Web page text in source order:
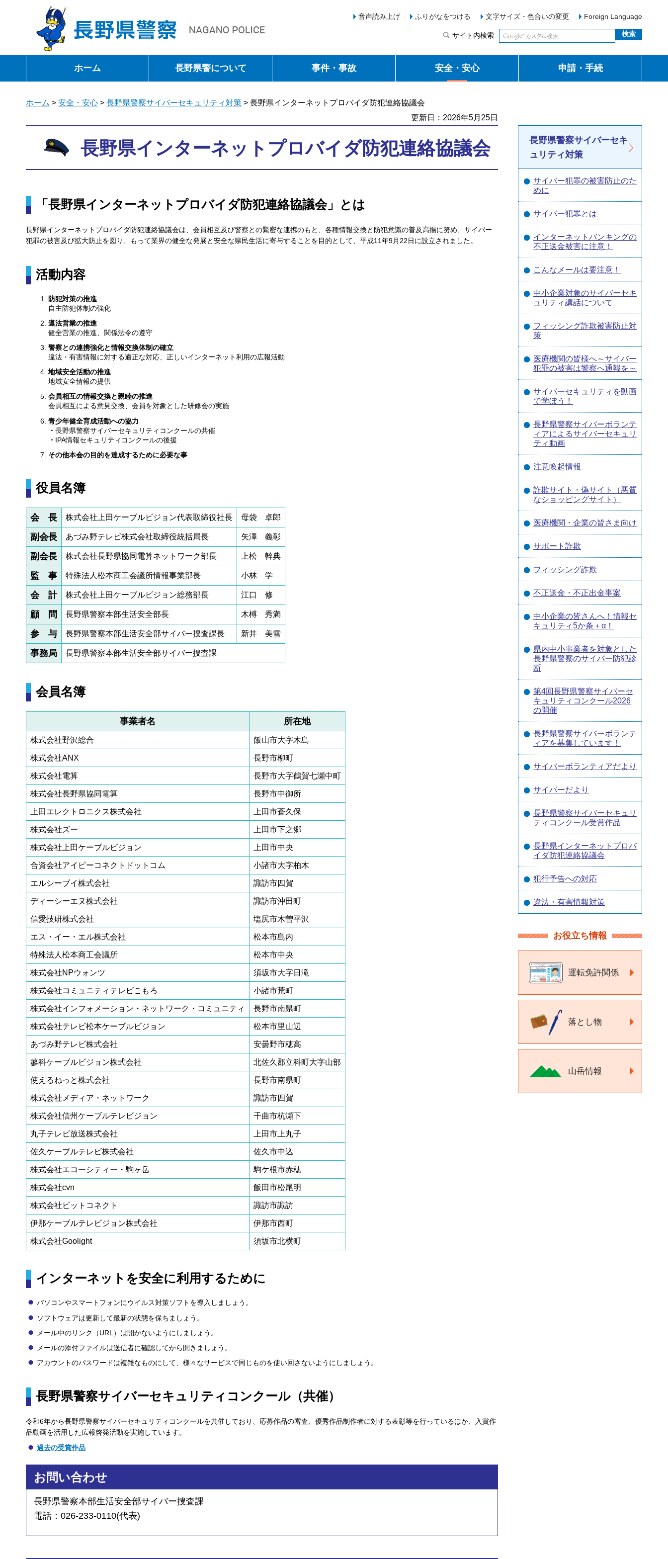
長野県警察
音声読み上げ
ふりがなをつける 文字サイズ・色合いの変更 Foreign Language
サイト内検索
ホーム 長野県警について 事件・事故 安全・安心 申請・手続
ホーム > 安全・安心 > 長野県警察サイバーセキュリティ対策 > 長野県インターネットプロバイダ防犯連絡協議会
更新日：2026年5月25日
長野県インターネットプロバイダ防犯連絡協議会
「長野県インターネットプロバイダ防犯連絡協議会」とは
長野県インターネットプロバイダ防犯連絡協議会は、会員相互及び警察との緊密な連携のもと、各種情報交換と防犯意識の普及高揚に努め、サイバー
犯罪の被害及び拡大防止を図り、もって業界の健全な発展と安全な県民生活に寄与することを目的として、平成11年9月22日に設立されました。
活動内容
防犯対策の推進
自主防犯体制の強化
遵法営業の推進
健全営業の推進、関係法令の遵守
警察との連携強化と情報交換体制の確立
違法・有害情報に対する適正な対応、正しいインターネット利用の広報活動
地域安全活動の推進
地域安全情報の提供
会員相互の情報交換と親睦の推進
会員相互による意見交換、会員を対象とした研修会の実施
青少年健全育成活動への協力
・ 長野県警察サイバーセキュリティコンクールの共催
・ IPA情報セキュリティコンクールの後援
その他本会の目的を達成するために必要な事
役員名簿
会 長 株式会社上田ケーブルビジョン代表取締役社長 母袋 卓郎
副会長 あづみ野テレビ株式会社取締役統括局長 矢澤 義彰
副会長 株式会社長野県協同電算ネットワーク部長 上松 幹典
監 事 特殊法人松本商工会議所情報事業部長 小林 学
会 計 株式会社上田ケーブルビジョン総務部長 江口 修
顧 問 長野県警察本部生活安全部長 木榑 秀満
参 与 長野県警察本部生活安全部サイバー捜査課長 新井 美雪
事務局 長野県警察本部生活安全部サイバー捜査課
会員名簿
事業者名 所在地
株式会社野沢総合 飯山市大字木島
株式会社ANX 長野市柳町
株式会社電算 長野市大字鶴賀七瀬中町
株式会社長野県協同電算 長野市中御所
上田エレクトロニクス株式会社 上田市蒼久保
株式会社ズー 上田市下之郷
株式会社上田ケーブルビジョン 上田市中央
合資会社アイピーコネクトドットコム 小諸市大字柏木
エルシーブイ株式会社 諏訪市四賀
ディーシーエヌ株式会社 諏訪市沖田町
信愛技研株式会社 塩尻市木曽平沢
エス・イー・エル株式会社 松本市島内
特殊法人松本商工会議所 松本市中央
株式会社NPウォンツ 須坂市大字日滝
株式会社コミュニティテレビこもろ 小諸市荒町
株式会社インフォメーション・ネットワーク・コミュニティ 長野市南県町
株式会社テレビ松本ケーブルビジョン 松本市里山辺
あづみ野テレビ株式会社 安曇野市穂高
蓼科ケーブルビジョン株式会社 北佐久郡立科町大字山部
使えるねっと株式会社 長野市南県町
株式会社メディア・ネットワーク 諏訪市四賀
株式会社信州ケーブルテレビジョン 千曲市杭瀬下
丸子テレビ放送株式会社 上田市上丸子
佐久ケーブルテレビ株式会社 佐久市中込
株式会社エコーシティー・駒ヶ岳 駒ケ根市赤穂
株式会社cvn 飯田市松尾明
株式会社ビットコネクト 諏訪市諏訪
伊那ケーブルテレビジョン株式会社 伊那市西町
株式会社Goolight 須坂市北横町
インターネットを安全に利用するために
パソコンやスマートフォンにウイルス対策ソフトを導入しましょう。
ソフトウェアは更新して最新の状態を保ちましょう。
メール中のリンク（URL）は開かないようにしましょう。
メールの添付ファイルは送信者に確認してから開きましょう。
アカウントのパスワードは複雑なものにして、様々なサービスで同じものを使い回さないようにしましょう。
長野県警察サイバーセキュリティコンクール（共催）
令和6年から長野県警察サイバーセキュリティコンクールを共催しており、応募作品の審査、優秀作品制作者に対する表彰等を行っているほか、入賞作
品動画を活用した広報啓発活動を実施しています。
過去の受賞作品
お問い合わせ
長野県警察本部生活安全部サイバー捜査課
電話：026-233-0110(代表)
長野県警察サイバーセキ
ュリティ対策
サイバー犯罪の被害防止のた
めに
サイバー犯罪とは
インターネットバンキングの
不正送金被害に注意！
こんなメールは要注意！
中小企業対象のサイバーセキ
ュリティ講話について
フィッシング詐欺被害防止対
策
医療機関の皆様へ～サイバー
犯罪の被害は警察へ通報を～
サイバーセキュリティを動画
で学ぼう！
長野県警察サイバーボランテ
ィアによるサイバーセキュリ
ティ動画
注意喚起情報
詐欺サイト・偽サイト（悪質
なショッピングサイト）
医療機関・企業の皆さま向け
サポート詐欺
フィッシング詐欺
不正送金・不正出金事案
中小企業の皆さんへ！情報セ
キュリティ5か条＋α！
県内中小事業者を対象とした
長野県警察のサイバー防犯診
断
第4回長野県警察サイバーセ
キュリティコンクール2026
の開催
長野県警察サイバーボランテ
ィアを募集しています！
サイバーボランティアだより
サイバーだより
長野県警察サイバーセキュリ
ティコンクール受賞作品
長野県インターネットプロバ
イダ防犯連絡協議会
犯行予告への対応
違法・有害情報対策
お役立ち情報
運転免許関係
落とし物
山岳情報